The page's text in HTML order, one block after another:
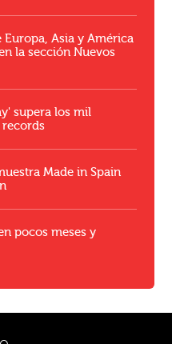
Europa, Asia y América
la sección Nuevos
supera los mil
records
Made in Spain
pocos meses y